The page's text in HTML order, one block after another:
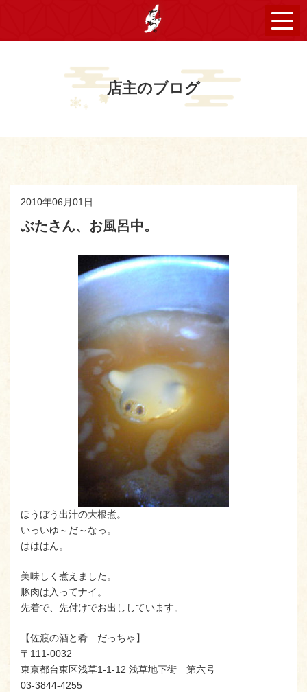
店主のブログ
2010年06月01日
ぶたさん、お風呂中。
ほうぼう出汁の大根煮。
いっいゆ～だ～なっ。
はははん。
美味しく煮えました。
豚肉は入ってナイ。
先着で、先付けでお出ししています。
【佐渡の酒と肴 だっちゃ】
〒111-0032
東京都台東区浅草1-1-12 浅草地下街 第六号
03-3844-4255